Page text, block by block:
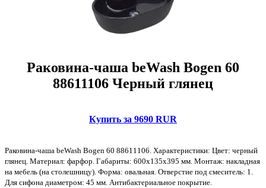
Раковина-чаша beWash Bogen 60
88611106 Черный глянец
Купить за 9690 RUR
Раковина-чаша beWash Bogen 60 88611106. Характеристики: Цвет: черный
глянец. Материал: фарфор. Габариты: 600х135х395 мм. Монтаж: накладная
на мебель (на столешницу). Форма: овальная. Отверстие под смеситель: 1.
Для сифона диаметром: 45 мм. Антибактериальное покрытие.